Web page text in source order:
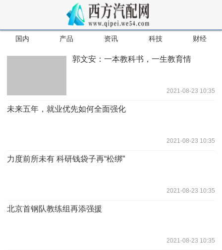
国内 产品 资讯 科技 财经
郭文安：一本教科书，一生教育情
2021-08-23 10:35
未来五年，就业优先如何全面强化
2021-08-23 10:35
力度前所未有 科研钱袋子再“松绑”
2021-08-23 10:35
北京首钢队教练组再添强援
2021-08-23 10:35